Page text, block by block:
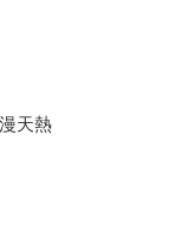
天熱